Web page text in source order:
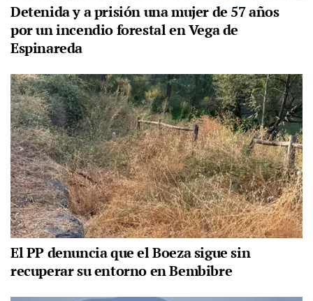
Detenida y a prisión una mujer de 57 años
por un incendio forestal en Vega de
Espinareda
El PP denuncia que el Boeza sigue sin
recuperar su entorno en Bembibre